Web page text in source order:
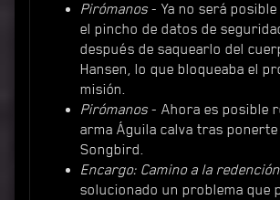
Pirómanos- Ya no será
el pincho de datos de
después de saquearlo del
Hansen, lo que bloqueaba el
misión.
Pirómanos- Ahora es posible
arma Águila calva tras ponerte
Songbird.
Encargo: Camino a la redención
solucionado un problema que